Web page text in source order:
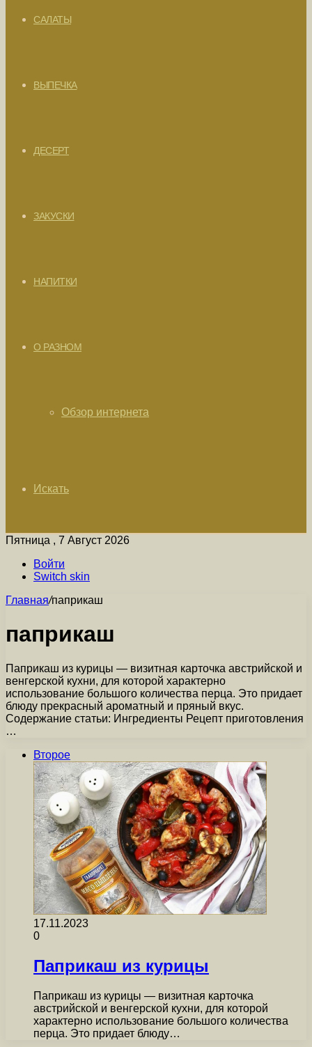
САЛАТЫ
ВЫПЕЧКА
ДЕСЕРТ
ЗАКУСКИ
НАПИТКИ
О РАЗНОМ
Обзор интернета
Искать
Пятница , 7 Август 2026
Войти
Switch skin
Главная/паприкаш
паприкаш
Паприкаш из курицы — визитная карточка австрийской и
венгерской кухни, для которой характерно
использование большого количества перца. Это придает
блюду прекрасный ароматный и пряный вкус.
Содержание статьи: Ингредиенты Рецепт приготовления
…
Второе
17.11.2023
0
Паприкаш из курицы
Паприкаш из курицы — визитная карточка
австрийской и венгерской кухни, для которой
характерно использование большого количества
перца. Это придает блюду…